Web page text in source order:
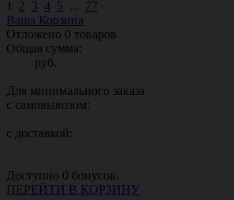
1 2 3 4 5 ... 77
Ваша Корзина
Отложено 0 товаров
Общая сумма:
руб.
Для минимального заказа
с самовывозом:
с доставкой:
Доступно 0 бонусов.
ПЕРЕЙТИ В КОРЗИНУ